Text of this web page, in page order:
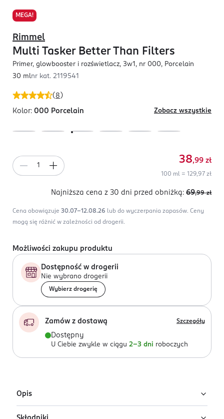
MEGA!
( 8 )
Rimmel
Multi Tasker Better Than Filters
Primer, glowbooster i rozświetlacz, 3w1, nr 000, Porcelain
30 mlnr kat. 2119541
Kolor: 000 Porcelain Zobacz wszystkie
38,99 zł
100 ml = 129,97 zł
Najniższa cena z 30 dni przed obniżką: 69,99 zł
Cena obowiązuje 30.07-12.08.26 lub do wyczerpania zapasów. Ceny
mogą się różnić w zależności od drogerii.
Możliwości zakupu produktu
Dostępność w drogerii
Nie wybrano drogerii
Wybierz drogerię
Zamów z dostawą Szczegóły
Dostępny
U Ciebie zwykle w ciągu 2-3 dni roboczych
Opis